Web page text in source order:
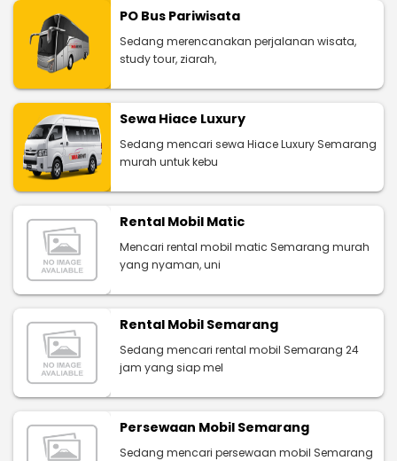
PO Bus Pariwisata
Sedang merencanakan perjalanan wisata,
study tour, ziarah,
Sewa Hiace Luxury
Sedang mencari sewa Hiace Luxury Semarang
murah untuk kebu
Rental Mobil Matic
Mencari rental mobil matic Semarang murah
yang nyaman, uni
Rental Mobil Semarang
Sedang mencari rental mobil Semarang 24
jam yang siap mel
Persewaan Mobil Semarang
Sedang mencari persewaan mobil Semarang